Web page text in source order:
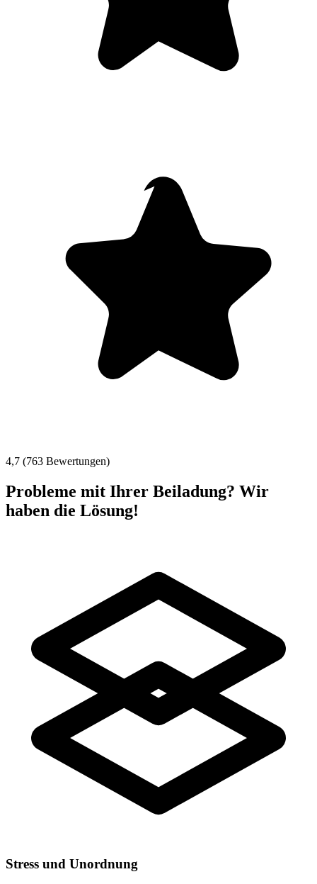
4,7 (763 Bewertungen)
Probleme mit Ihrer Beiladung? Wir
haben die Lösung!
Stress und Unordnung